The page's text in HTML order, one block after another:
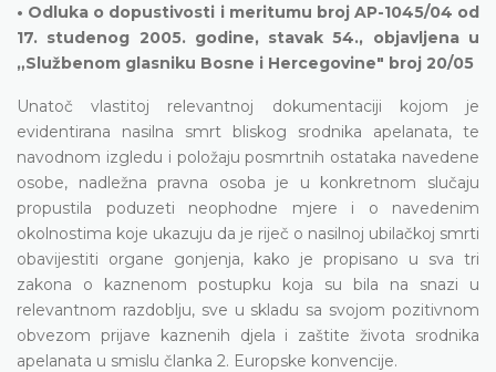
• Odluka o dopustivosti i meritumu broj AP-1045/04 od
17. studenog 2005. godine, stavak 54., objavljena u
„Službenom glasniku Bosne i Hercegovine" broj 20/05
Unatoč vlastitoj relevantnoj dokumentaciji kojom je
evidentirana nasilna smrt bliskog srodnika apelanata, te
navodnom izgledu i položaju posmrtnih ostataka navedene
osobe, nadležna pravna osoba je u konkretnom slučaju
propustila poduzeti neophodne mjere i o navedenim
okolnostima koje ukazuju da je riječ o nasilnoj ubilačkoj smrti
obavijestiti organe gonjenja, kako je propisano u sva tri
zakona o kaznenom postupku koja su bila na snazi u
relevantnom razdoblju, sve u skladu sa svojom pozitivnom
obvezom prijave kaznenih djela i zaštite života srodnika
apelanata u smislu članka 2. Europske konvencije.